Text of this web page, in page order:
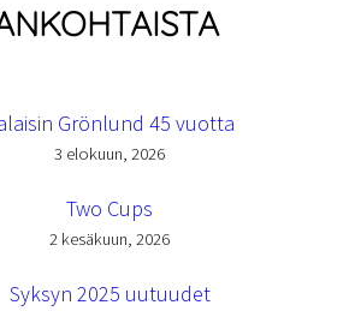
Grönlund 45 vuotta
3 elokuun, 2026
Two Cups
2 kesäkuun, 2026
Syksyn 2025 uutuudet